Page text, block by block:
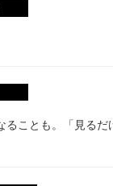
ことも。「見る